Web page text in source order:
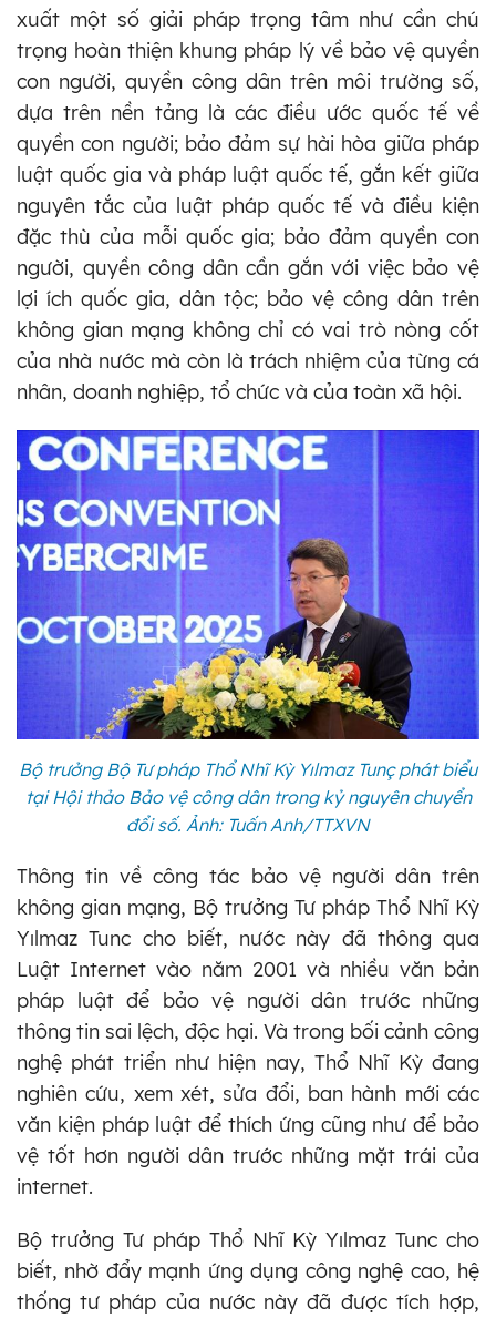
xuất một số giải pháp trọng tâm như cần chú
trọng hoàn thiện khung pháp lý về bảo vệ quyền
con người, quyền công dân trên môi trường số,
dựa trên nền tảng là các điều ước quốc tế về
quyền con người; bảo đảm sự hài hòa giữa pháp
luật quốc gia và pháp luật quốc tế, gắn kết giữa
nguyên tắc của luật pháp quốc tế và điều kiện
đặc thù của mỗi quốc gia; bảo đảm quyền con
người, quyền công dân cần gắn với việc bảo vệ
lợi ích quốc gia, dân tộc; bảo vệ công dân trên
không gian mạng không chỉ có vai trò nòng cốt
của nhà nước mà còn là trách nhiệm của từng cá
nhân, doanh nghiệp, tổ chức và của toàn xã hội.
Bộ trưởng Bộ Tư pháp Thổ Nhĩ Kỳ Yılmaz Tunç phát biểu
tại Hội thảo Bảo vệ công dân trong kỷ nguyên chuyển
đổi số. Ảnh: Tuấn Anh/TTXVN
Thông tin về công tác bảo vệ người dân trên
không gian mạng, Bộ trưởng Tư pháp Thổ Nhĩ Kỳ
Yılmaz Tunc cho biết, nước này đã thông qua
Luật Internet vào năm 2001 và nhiều văn bản
pháp luật để bảo vệ người dân trước những
thông tin sai lệch, độc hại. Và trong bối cảnh công
nghệ phát triển như hiện nay, Thổ Nhĩ Kỳ đang
nghiên cứu, xem xét, sửa đổi, ban hành mới các
văn kiện pháp luật để thích ứng cũng như để bảo
vệ tốt hơn người dân trước những mặt trái của
internet.
Bộ trưởng Tư pháp Thổ Nhĩ Kỳ Yılmaz Tunc cho
biết, nhờ đẩy mạnh ứng dụng công nghệ cao, hệ
thống tư pháp của nước này đã được tích hợp,